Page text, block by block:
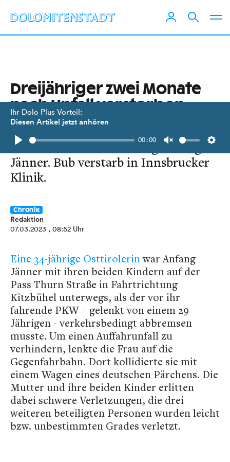
Ihr Dolo Plus Vorteil:
Diesen Artikel jetzt anhören
Play
00:00
Unmute
Dreijähriger zwei Monate
nach Unfall verstorben
Weiteres Todesopfer nach
Verkehrsunfall in Jochberg Anfang
Jänner. Bub verstarb in Innsbrucker
Klinik.
Chronik
Redaktion
07.03.2023 , 08:52 Uhr
Eine 34-jährige Osttirolerinwar Anfang
Jänner mit ihren beiden Kindern auf der
Pass Thurn Straße in Fahrtrichtung
Kitzbühel unterwegs, als der vor ihr
fahrende PKW – gelenkt von einem 29-
Jährigen - verkehrsbedingt abbremsen
musste. Um einen Auffahrunfall zu
verhindern, lenkte die Frau auf die
Gegenfahrbahn. Dort kollidierte sie mit
einem Wagen eines deutschen Pärchens. Die
Mutter und ihre beiden Kinder erlitten
dabei schwere Verletzungen, die drei
weiteren beteiligten Personen wurden leicht
bzw. unbestimmten Grades verletzt.